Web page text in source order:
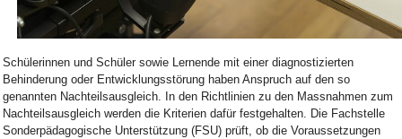
Schülerinnen und Schüler sowie Lernende mit einer diagnostizierten
Behinderung oder Entwicklungsstörung haben Anspruch auf den so
genannten Nachteilsausgleich. In den Richtlinien zu den Massnahmen zum
Nachteilsausgleich werden die Kriterien dafür festgehalten. Die Fachstelle
Sonderpädagogische Unterstützung (FSU) prüft, ob die Voraussetzungen